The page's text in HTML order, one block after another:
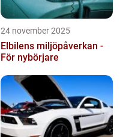
24 november 2025
Elbilens miljöpåverkan -
För nybörjare